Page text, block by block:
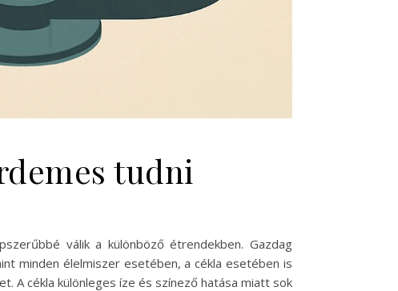
tudni
válik a különböző étrendekben. Gazdag
minden élelmiszer esetében, a cékla esetében is
A cékla különleges íze és színező hatása miatt sok